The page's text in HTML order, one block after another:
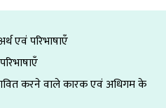
एवं परिभाषाएँ
करने वाले कारक एवं अधिगम के